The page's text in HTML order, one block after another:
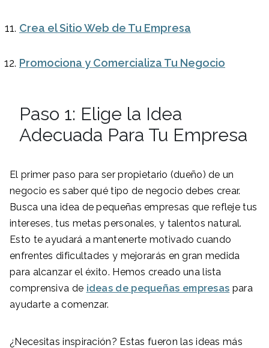
Crea el Sitio Web de Tu Empresa
Promociona y Comercializa Tu Negocio
Paso 1: Elige la Idea
Adecuada Para Tu Empresa
El primer paso para ser propietario (dueño) de un
negocio es saber qué tipo de negocio debes crear.
Busca una idea de pequeñas empresas que refleje tus
intereses, tus metas personales, y talentos natural.
Esto te ayudará a mantenerte motivado cuando
enfrentes dificultades y mejorarás en gran medida
para alcanzar el éxito. Hemos creado una lista
comprensiva de ideas de pequeñas empresas para
ayudarte a comenzar.
¿Necesitas inspiración? Estas fueron las ideas más